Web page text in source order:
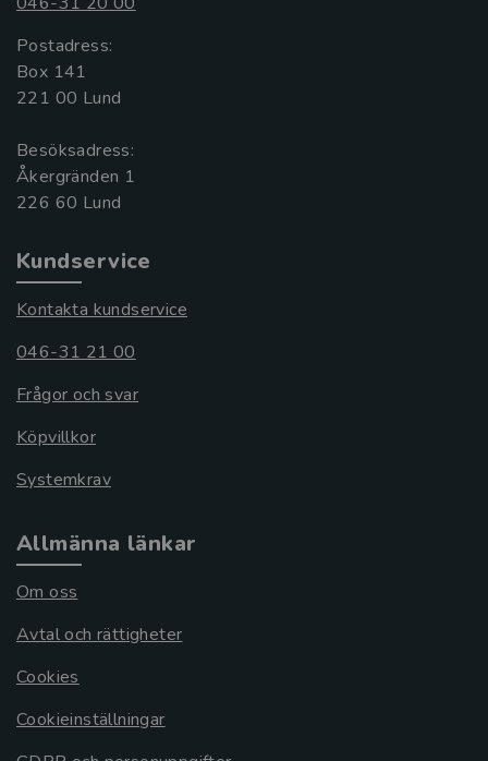
Postadress:
Box 141
221 00 Lund
Besöksadress:
Åkergränden 1
Kundservice
Kontakta kundservice
046-31 21 00
Frågor och svar
Köpvillkor
Systemkrav
Allmänna länkar
Om oss
Avtal och rättigheter
Cookies
Cookieinställningar